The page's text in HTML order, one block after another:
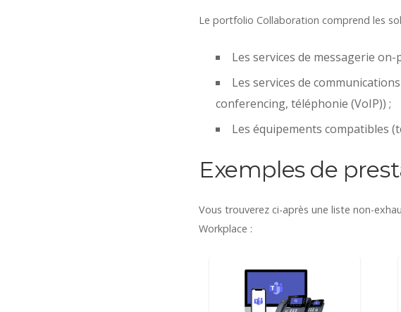
Le portfolio Collaboration comprend les
Les services de messagerie on-
Les services de
conferencing, téléphonie (VoIP)) ;
Les équipements compatibles
Exemples de
Vous trouverez ci-après une liste non-
Workplace :